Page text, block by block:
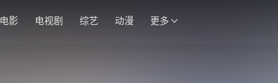
电影 电视剧 综艺 动漫 更多